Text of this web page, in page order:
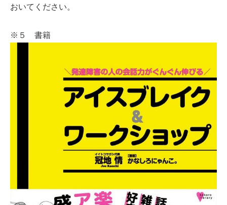
おいてください。
※５ 書籍